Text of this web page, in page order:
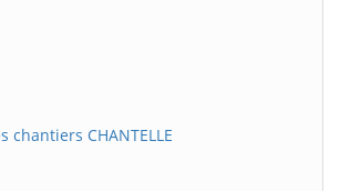
chantiers CHANTELLE